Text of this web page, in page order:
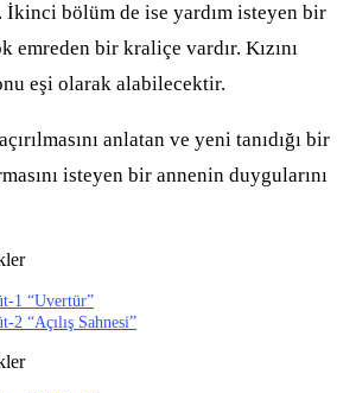
İkinci bölüm de ise yardım isteyen bir
emreden bir kraliçe vardır. Kızını
eşi olarak alabilecektir.
anlatan ve yeni tanıdığı bir
isteyen bir annenin duygularını
1 “Uvertür”
“Açılış Sahnesi”